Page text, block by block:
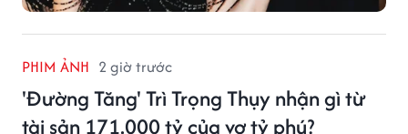
PHIM ẢNH 2 giờ trước
'Đường Tăng' Trì Trọng Thụy nhận gì từ
tài sản 171.000 tỷ của vợ tỷ phú?